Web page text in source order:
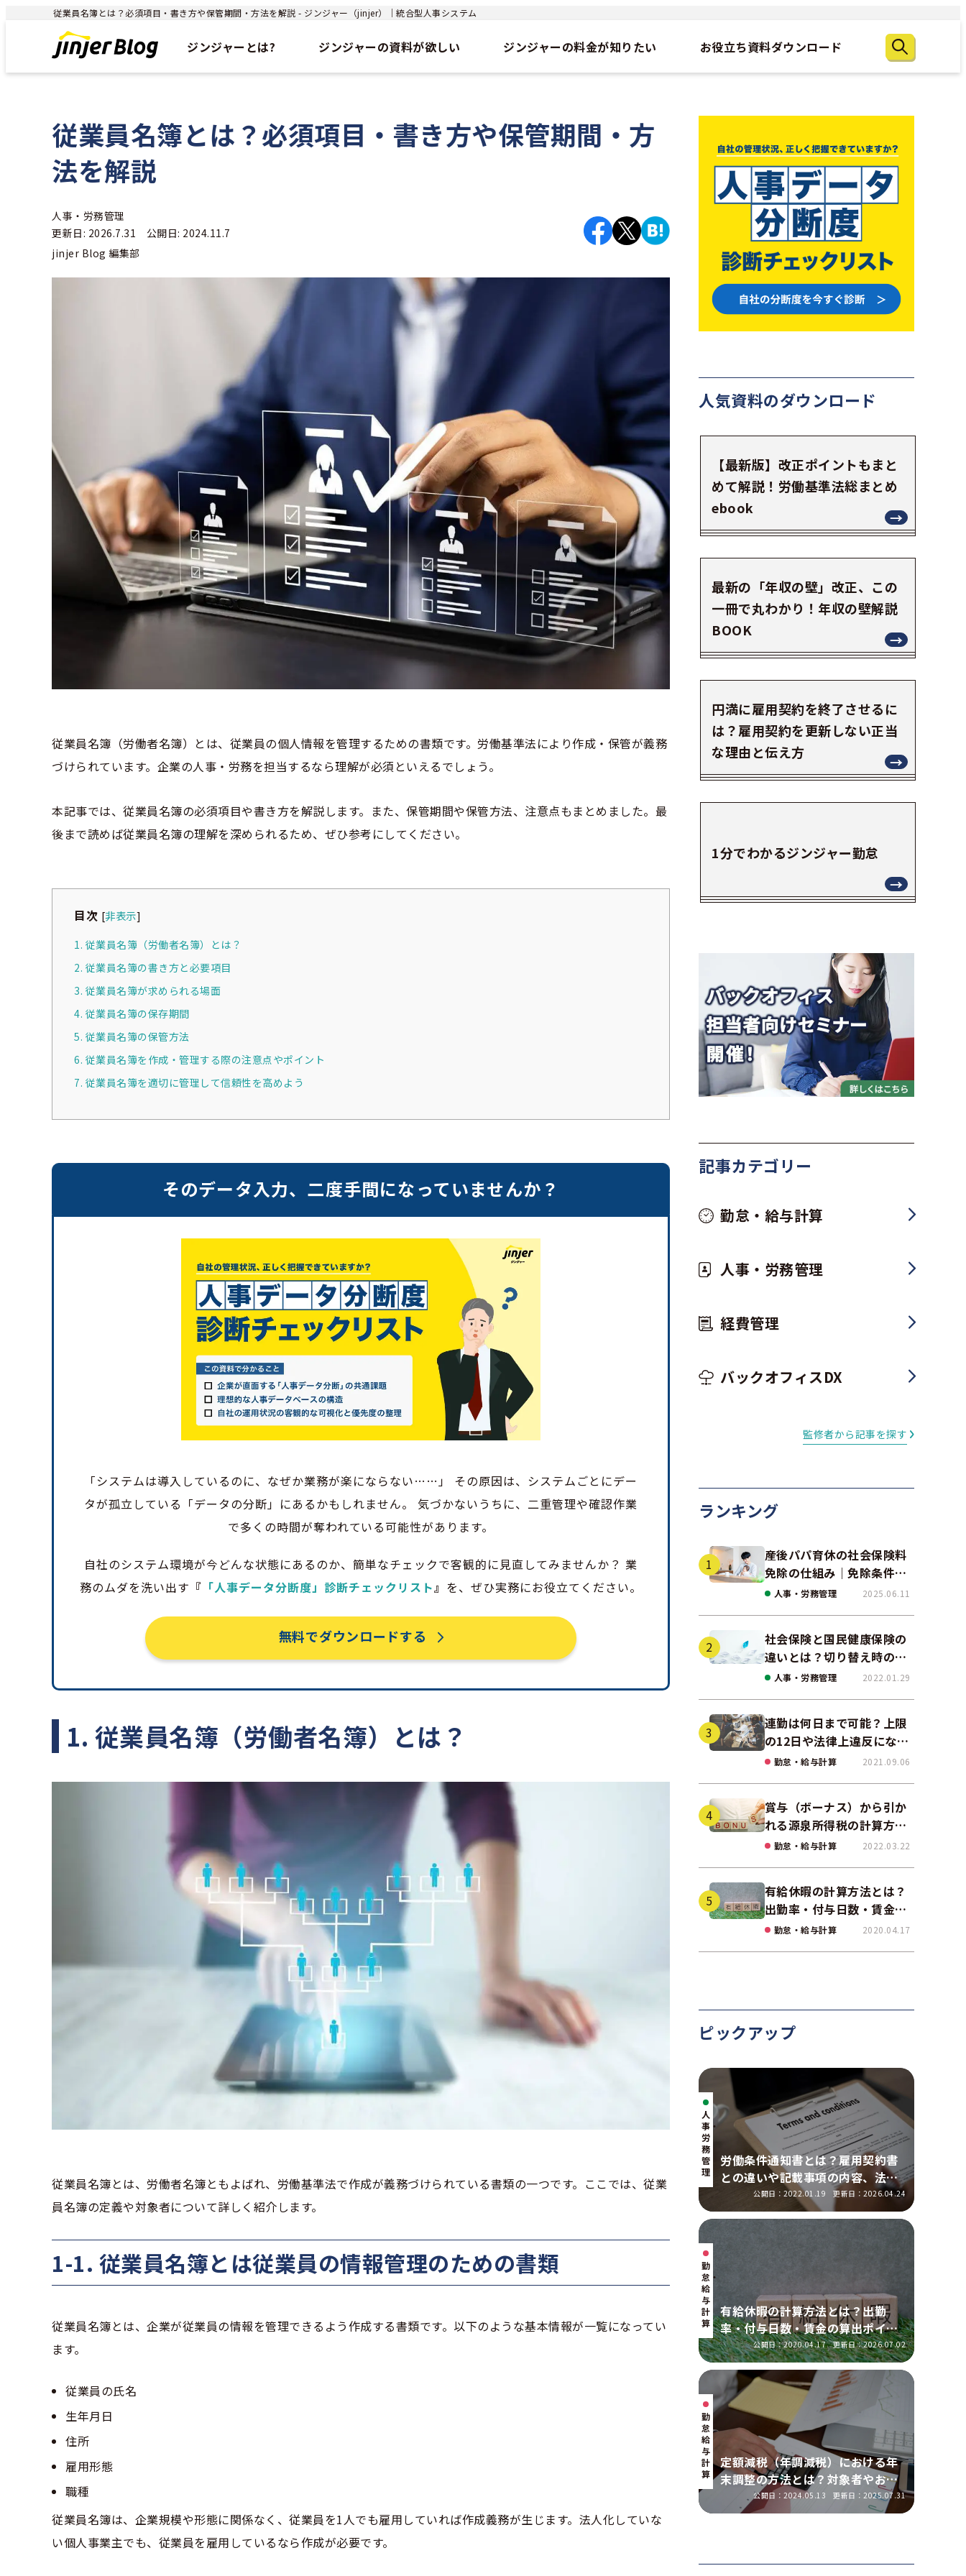
従業員名簿とは？必須項目・書き方や保管期間・方法を解説 - ジンジャー（jinjer）｜統合型人事システム
ジンジャーとは? ジンジャーの資料が欲しい ジンジャーの料金が知りたい お役立ち資料ダウンロード
従業員名簿とは？必須項目・書き方や保管期間・方
法を解説
人事・労務管理
更新日: 2026.7.31 公開日: 2024.11.7
jinjer Blog 編集部
従業員名簿（労働者名簿）とは、従業員の個人情報を管理するための書類です。労働基準法により作成・保管が義務
づけられています。企業の人事・労務を担当するなら理解が必須といえるでしょう。
本記事では、従業員名簿の必須項目や書き方を解説します。また、保管期間や保管方法、注意点もまとめました。最
後まで読めば従業員名簿の理解を深められるため、ぜひ参考にしてください。
目次 [非表示]
1. 従業員名簿（労働者名簿）とは？
2. 従業員名簿の書き方と必要項目
3. 従業員名簿が求められる場面
4. 従業員名簿の保存期間
5. 従業員名簿の保管方法
6. 従業員名簿を作成・管理する際の注意点やポイント
7. 従業員名簿を適切に管理して信頼性を高めよう
そのデータ入力、二度手間になっていませんか？
「システムは導入しているのに、なぜか業務が楽にならない……」 その原因は、システムごとにデー
タが孤立している「データの分断」にあるかもしれません。 気づかないうちに、二重管理や確認作業
で多くの時間が奪われている可能性があります。
自社のシステム環境が今どんな状態にあるのか、簡単なチェックで客観的に見直してみませんか？ 業
務のムダを洗い出す 『 「人事データ分断度」診断チェックリスト』 を、ぜひ実務にお役立てください。
無料でダウンロードする
1. 従業員名簿（労働者名簿）とは？
従業員名簿とは、労働者名簿ともよばれ、労働基準法で作成が義務づけられている書類の一つです。ここでは、従業
員名簿の定義や対象者について詳しく紹介します。
1-1. 従業員名簿とは従業員の情報管理のための書類
従業員名簿とは、企業が従業員の情報を管理できるよう作成する書類です。以下のような基本情報が一覧になってい
ます。
従業員の氏名
生年月日
住所
雇用形態
職種
従業員名簿は、企業規模や形態に関係なく、従業員を1人でも雇用していれば作成義務が生じます。法人化していな
い個人事業主でも、従業員を雇用しているなら作成が必要です。
人気資料のダウンロード
【最新版】改正ポイントもまと
めて解説！労働基準法総まとめ
ebook
最新の「年収の壁」改正、この
一冊で丸わかり！年収の壁解説
BOOK
円満に雇用契約を終了させるに
は？雇用契約を更新しない正当
な理由と伝え方
1分でわかるジンジャー勤怠
記事カテゴリー
勤怠・給与計算
人事・労務管理
経費管理
バックオフィスDX
監修者から記事を探す
ランキング
産後パパ育休の社会保険料
免除の仕組み｜免除条件と
事例、手続きの注意点を解
人事・労務管理 2025.06.11
社会保険と国民健康保険の
違いとは？切り替え時の手
続きや任意継続について解
人事・労務管理 2022.01.29
連勤は何日まで可能？上限
の12日や法律上違反になる
場合も解説
勤怠・給与計算 2021.09.06
賞与（ボーナス）から引か
れる源泉所得税の計算方法
をわかりやすく解説
勤怠・給与計算 2022.03.22
有給休暇の計算方法とは？
出勤率・付与日数・賃金の
算出ポイントを実務に即し
勤怠・給与計算 2020.04.17
ピックアップ
人
事・
労
務
管
理
労働条件通知書とは？雇用契約書
との違いや記載事項の内容、法改
正の明示ルールを解説
公開日：2022.01.19 更新日：2026.04.24
勤
怠・
給
与
計
算
有給休暇の計算方法とは？出勤
率・付与日数・賃金の算出ポイン
トを実務に即して解説
公開日：2020.04.17 更新日：2026.07.02
勤
怠・
給
与
計
算
定額減税（年調減税）における年
末調整の方法とは？対象者やおこ
なう手順を解説
公開日：2024.05.13 更新日：2025.07.31